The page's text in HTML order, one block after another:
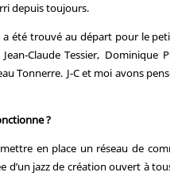
depuis toujours.
a été trouvé au départ pour le
Claude Tessier, Dominique
Tonnerre. J-C et moi avons
?
en place un réseau de
d’un jazz de création ouvert à